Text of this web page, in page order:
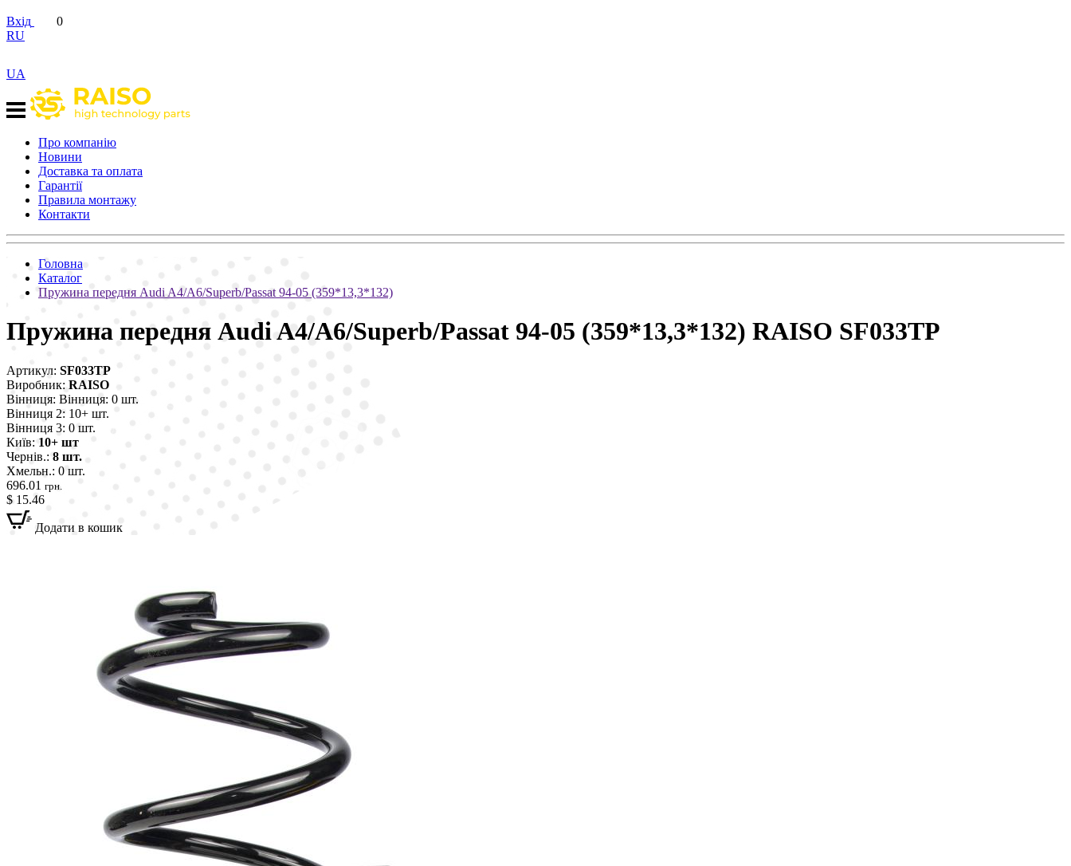
Вхід
0
RU
UA
Про компанію
Новини
Доставка та оплата
Гарантії
Правила монтажу
Контакти
Головна
Каталог
Пружина передня Audi A4/A6/Superb/Passat 94-05 (359*13,3*132)
Пружина передня Audi A4/A6/Superb/Passat 94-05 (359*13,3*132) RAISO SF033TP
Артикул: SF033TP
Виробник: RAISO
Вінниця: Вінниця: 0 шт.
Вінниця 2: 10+ шт.
Вінниця 3: 0 шт.
Київ: 10+ шт
Чернів.: 8 шт.
Хмельн.: 0 шт.
696.01 грн.
$ 15.46
Додати в кошик